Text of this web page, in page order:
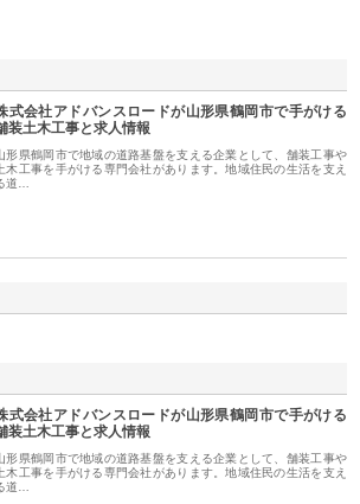
式会社アドバンスロードが山形県鶴岡市で手がける
装土木工事と求人情報
形県鶴岡市で地域の道路基盤を支える企業として、舗装工事や
木工事を手がける専門会社があります。地域住民の生活を支え
道…
式会社アドバンスロードが山形県鶴岡市で手がける
装土木工事と求人情報
形県鶴岡市で地域の道路基盤を支える企業として、舗装工事や
木工事を手がける専門会社があります。地域住民の生活を支え
道…